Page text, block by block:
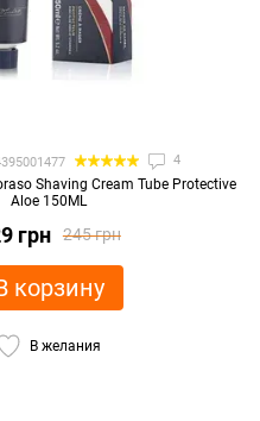
4
Shaving Cream Tube Protective
Aloe 150ML
245 грн
грн
корзину
В желания